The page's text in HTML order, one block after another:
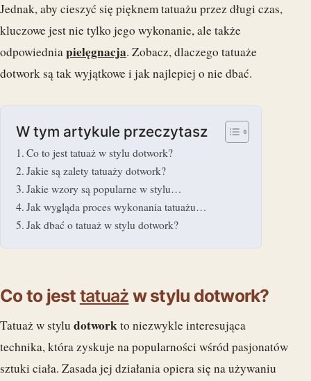
Jednak, aby cieszyć się pięknem tatuażu przez długi czas,
kluczowe jest nie tylko jego wykonanie, ale także
odpowiedniapielęgnacja. Zobacz, dlaczego tatuaże
dotwork są tak wyjątkowe i jak najlepiej o nie dbać.
W tym artykule przeczytasz
Co to jest tatuaż w stylu dotwork?
Jakie są zalety tatuaży dotwork?
Jakie wzory są popularne w stylu…
Jak wygląda proces wykonania tatuażu…
Jak dbać o tatuaż w stylu dotwork?
Co to jest tatuaż w stylu dotwork?
Tatuaż w stylu dotworkto niezwykle interesująca
technika, która zyskuje na popularności wśród pasjonatów
sztuki ciała. Zasada jej działania opiera się na używaniu